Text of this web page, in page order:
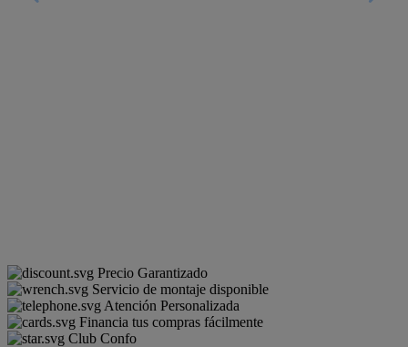
Precio Garantizado
Servicio de montaje disponible
Atención Personalizada
Financia tus compras fácilmente
Club Confo